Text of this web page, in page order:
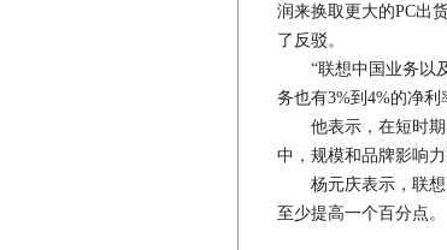
润来换取更大的PC出
了反驳。
“联想中国业务以及
务也有3%到4%的净利
他表示，在短时期
中，规模和品牌影响
杨元庆表示，联想
至少提高一个百分点。